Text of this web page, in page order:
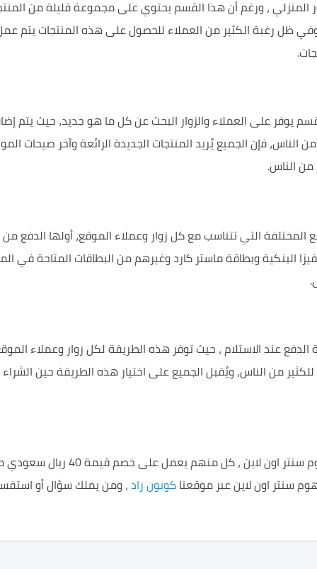
، ورغم أن هذا القسم يحتوي على مجموعة قليلة من
ظل رغبة الكثير من العملاء للحصول على هذه المنتجات يتم
على العملاء والزوار البحث عن كل ما هو جديد، حيث يتم
الناس، فإن الجميع يُريد المنتجات الجديدة الرائعة وآخر صيحات
من الناس.
التي تتناسب مع كل زوار وعملاء الموقع، أولها الدفع من
البنكية وبطاقة ماستر كارد وغيرهم من البطاقات المتاحة
عند الاستلام ، حيث توفر هذه الطريقة لكل زوار وعملاء
من الناس، ويُقبل الجميع على اختيار هذه الطريقة حين
سنتر اون لاين عبر موقعناكوبون زاد، ومن يملك سؤال أو